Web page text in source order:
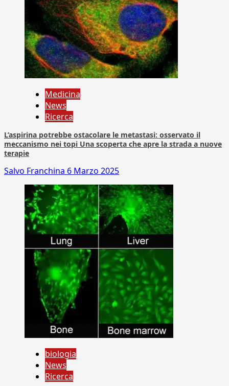
Medicina
News
Ricerca
L’aspirina potrebbe ostacolare le metastasi: osservato il
meccanismo nei topi Una scoperta che apre la strada a nuove
terapie
Salvo Franchina 6 Marzo 2025
biologia
News
Ricerca